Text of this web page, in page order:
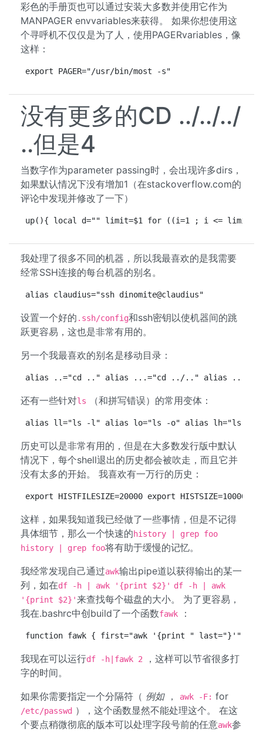
彩色的手册页也可以通过安装大多数并使用它作为
MANPAGER envvariables来获得。 如果你想使用这
个寻呼机不仅仅是为了人，使用PAGERvariables，像
这样：
export PAGER="/usr/bin/most -s"
没有更多的CD ../../../
..但是4
当数字作为parameter passing时，会出现许多dirs，
如果默认情况下没有增加1（在stackoverflow.com的
评论中发现并修改了一下）
up(){ local d="" limit=$1 for ((i=1 ; i <= limit ;
我处理了很多不同的机器，所以我最喜欢的是我需要
经常SSH连接的每台机器的别名。
alias claudius="ssh dinomite@claudius"
设置一个好的 .ssh/config和ssh密钥以使机器间的跳
跃更容易，这也是非常有用的。
另一个我最喜欢的别名是移动目录：
alias ..="cd .." alias ...="cd ../.." alias
还有一些针对ls （和拼写错误）的常用变体：
alias ll="ls -l" alias lo="ls -o" alias lh="ls -
历史可以是非常有用的，但是在大多数发行版中默认
情况下，每个shell退出的历史都会被吹走，而且它并
没有太多的开始。 我喜欢有一万行的历史：
export HISTFILESIZE=20000 export
这样，如果我知道我已经做了一些事情，但是不记得
具体细节，那么一个快速的history | grep foo
history | grep foo将有助于缓慢的记忆。
我经常发现自己通过awk输出pipe道以获得输出的某一
列，如在df -h | awk '{print $2}' df -h | awk
'{print $2}'来查找每个磁盘的大小。 为了更容易，
我在.bashrc中创build了一个函数fawk ：
function fawk { first="awk '{print " last="}'"
我现在可以运行df -h|fawk 2
，这样可以节省很多打
字的时间。
如果你需要指定一个分隔符（ 例如， awk -F: for
/etc/passwd ），这个函数显然不能处理这个。 在这
个要点稍微彻底的版本可以处理字段号前的任意awk参